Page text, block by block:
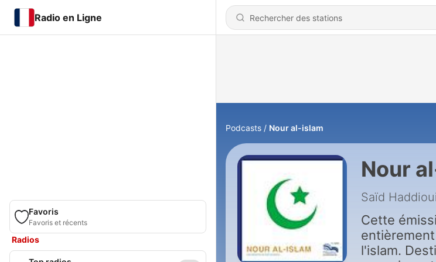
Radio en Ligne
Favoris
Favoris et récents
Radios
Podcasts Nour al-islam
Nour
Saïd Haddioui
Cette
l'islam.